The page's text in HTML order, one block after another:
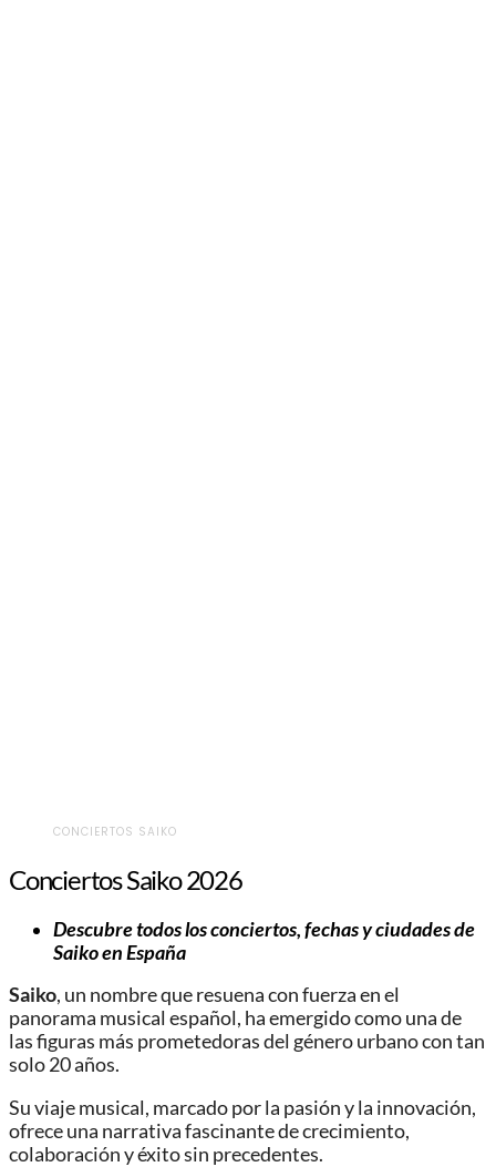
CONCIERTOS SAIKO
Conciertos Saiko 2026
Descubre todos los conciertos, fechas y ciudades de
Saiko en España
Saiko, un nombre que resuena con fuerza en el
panorama musical español, ha emergido como una de
las figuras más prometedoras del género urbano con tan
solo 20 años.
Su viaje musical, marcado por la pasión y la innovación,
ofrece una narrativa fascinante de crecimiento,
colaboración y éxito sin precedentes.